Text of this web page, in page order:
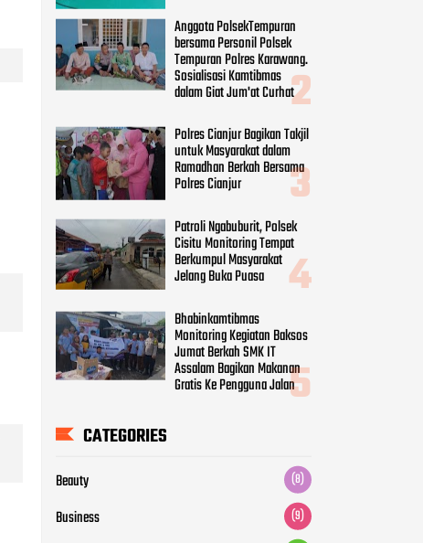
Patroli Ngabuburit, Polsek
Cisitu Monitoring Tempat
Berkumpul Masyarakat
Jelang Buka Puasa
Bhabinkamtibmas
Monitoring Kegiatan Baksos
Jumat Berkah SMK IT
Assalam Bagikan Makanan
CATEGORIES
Beauty
Business (9)
Economy (9)
Fashion (8)
Intertainment (7)